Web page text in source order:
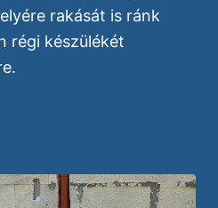
rakását is ránk
régi készülékét